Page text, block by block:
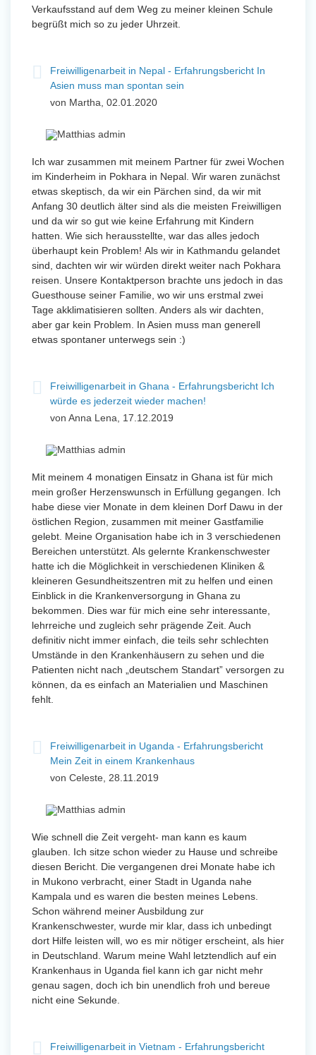
Verkaufsstand auf dem Weg zu meiner kleinen Schule
begrüßt mich so zu jeder Uhrzeit.
Freiwilligenarbeit in Nepal - Erfahrungsbericht In
Asien muss man spontan sein
von Martha, 02.01.2020
Ich war zusammen mit meinem Partner für zwei Wochen
im Kinderheim in Pokhara in Nepal. Wir waren zunächst
etwas skeptisch, da wir ein Pärchen sind, da wir mit
Anfang 30 deutlich älter sind als die meisten Freiwilligen
und da wir so gut wie keine Erfahrung mit Kindern
hatten. Wie sich herausstellte, war das alles jedoch
überhaupt kein Problem! Als wir in Kathmandu gelandet
sind, dachten wir wir würden direkt weiter nach Pokhara
reisen. Unsere Kontaktperson brachte uns jedoch in das
Guesthouse seiner Familie, wo wir uns erstmal zwei
Tage akklimatisieren sollten. Anders als wir dachten,
aber gar kein Problem. In Asien muss man generell
etwas spontaner unterwegs sein :)
Freiwilligenarbeit in Ghana - Erfahrungsbericht Ich
würde es jederzeit wieder machen!
von Anna Lena, 17.12.2019
Mit meinem 4 monatigen Einsatz in Ghana ist für mich
mein großer Herzenswunsch in Erfüllung gegangen. Ich
habe diese vier Monate in dem kleinen Dorf Dawu in der
östlichen Region, zusammen mit meiner Gastfamilie
gelebt. Meine Organisation habe ich in 3 verschiedenen
Bereichen unterstützt. Als gelernte Krankenschwester
hatte ich die Möglichkeit in verschiedenen Kliniken &
kleineren Gesundheitszentren mit zu helfen und einen
Einblick in die Krankenversorgung in Ghana zu
bekommen. Dies war für mich eine sehr interessante,
lehrreiche und zugleich sehr prägende Zeit. Auch
definitiv nicht immer einfach, die teils sehr schlechten
Umstände in den Krankenhäusern zu sehen und die
Patienten nicht nach „deutschem Standart” versorgen zu
können, da es einfach an Materialien und Maschinen
fehlt.
Freiwilligenarbeit in Uganda - Erfahrungsbericht
Mein Zeit in einem Krankenhaus
von Celeste, 28.11.2019
Wie schnell die Zeit vergeht- man kann es kaum
glauben. Ich sitze schon wieder zu Hause und schreibe
diesen Bericht. Die vergangenen drei Monate habe ich
in Mukono verbracht, einer Stadt in Uganda nahe
Kampala und es waren die besten meines Lebens.
Schon während meiner Ausbildung zur
Krankenschwester, wurde mir klar, dass ich unbedingt
dort Hilfe leisten will, wo es mir nötiger erscheint, als hier
in Deutschland. Warum meine Wahl letztendlich auf ein
Krankenhaus in Uganda fiel kann ich gar nicht mehr
genau sagen, doch ich bin unendlich froh und bereue
nicht eine Sekunde.
Freiwilligenarbeit in Vietnam - Erfahrungsbericht